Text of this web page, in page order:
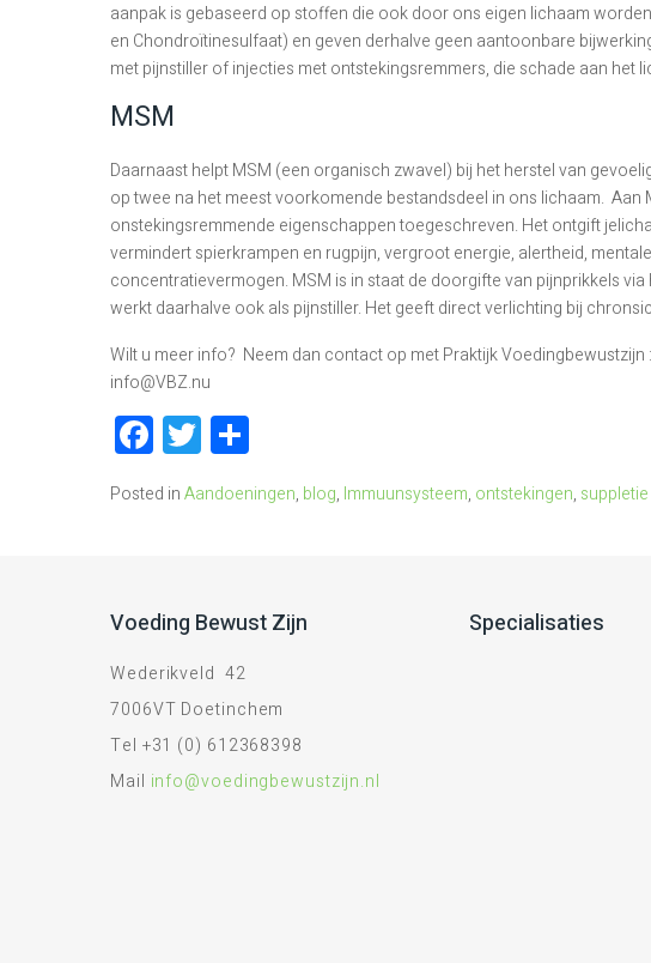
aanpak is gebaseerd op stoffen die ook door ons eigen lichaam
en Chondroïtinesulfaat) en geven derhalve geen aantoonbare
met pijnstiller of injecties met ontstekingsremmers, die schade aan het
MSM
Daarnaast helpt MSM (een organisch zwavel) bij het herstel van
op twee na het meest voorkomende bestandsdeel in ons lichaam. Aan
onstekingsremmende eigenschappen toegeschreven. Het ontgift
vermindert spierkrampen en rugpijn, vergroot energie, alertheid,
concentratievermogen. MSM is in staat de doorgifte van pijnprikkels
werkt daarhalve ook als pijnstiller. Het geeft direct verlichting bij
Wilt u meer info? Neem dan contact op met Praktijk Voedingbewustzijn
info@VBZ.nu
Facebook
Twitter
Posted inAandoeningen, blog, Immuunsysteem, ontstekingen, suppletie
Voeding Bewust Zijn
Wederikveld 42
7006VT Doetinchem
Tel +31 (0) 612368398
Mail info@voedingbewustzijn.nl
Specialisaties